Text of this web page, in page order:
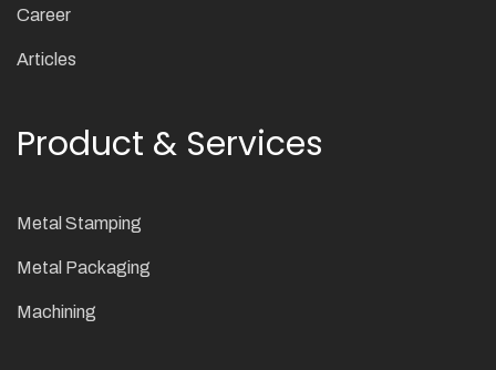
Career
Articles
Product & Services
Metal Stamping
Metal Packaging
Machining